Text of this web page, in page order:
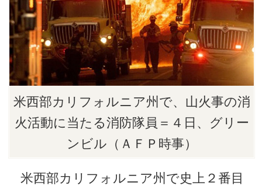
米西部カリフォルニア州で、山火事の消
火活動に当たる消防隊員＝４日、グリー
ンビル（ＡＦＰ時事）
米西部カリフォルニア州で史上２番目